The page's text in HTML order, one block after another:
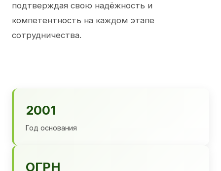
подтверждая свою надёжность и
компетентность на каждом этапе
сотрудничества.
2001
Год основания
ОГРН